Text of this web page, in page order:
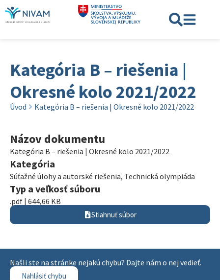
Kategória B – riešenia |
Okresné kolo 2021/2022
Úvod Kategória B – riešenia | Okresné kolo 2021/2022
Názov dokumentu
Kategória B – riešenia | Okresné kolo 2021/2022
Kategória
Súťažné úlohy a autorské riešenia, Technická olympiáda
Typ a veľkosť súboru
.pdf | 644,66 KB
Stiahnuť súbor
Našli ste na stránke nejakú chybu? Dajte nám o nej vedieť.
Nahlásiť chybu